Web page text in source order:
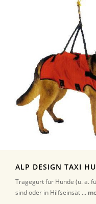
ALP DESIGN TAXI
Tragegurt für Hunde (u. a.
sind oder in Hilfseinsät ...